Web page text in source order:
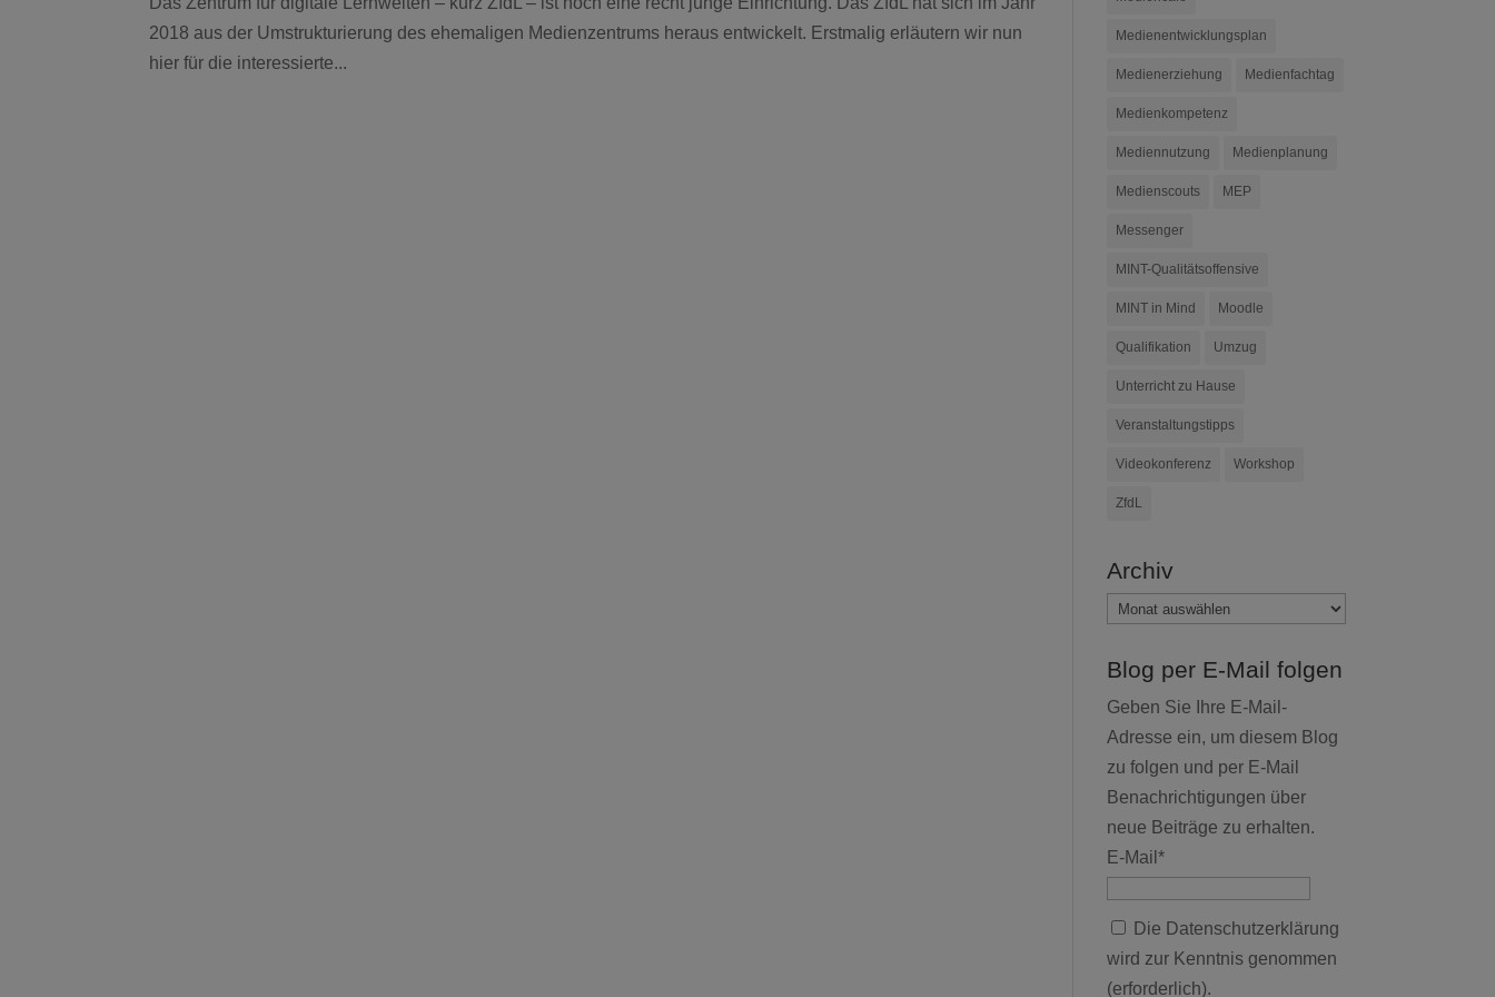
2018 aus der Umstrukturierung des ehemaligen Medienzentrums heraus entwickelt. Erstmalig erläutern wir nun
hier für die interessierte...
Medienentwicklungsplan
Medienerziehung Medienfachtag
Medienkompetenz
Mediennutzung Medienplanung
Medienscouts MEP
Messenger
MINT-Qualitätsoffensive
MINT in Mind Moodle
Qualifikation Umzug
Unterricht zu Hause
Veranstaltungstipps
Videokonferenz Workshop
ZfdL
Archiv
Archiv
Blog per E-Mail folgen
Geben Sie Ihre E-Mail-
Adresse ein, um diesem Blog
zu folgen und per E-Mail
Benachrichtigungen über
neue Beiträge zu erhalten.
E-Mail*
Die Datenschutzerklärung
wird zur Kenntnis genommen
(erforderlich).